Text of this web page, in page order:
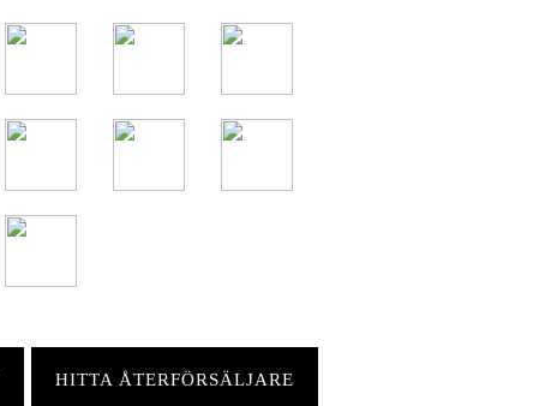
HITTA ÅTERFÖRSÄLJARE